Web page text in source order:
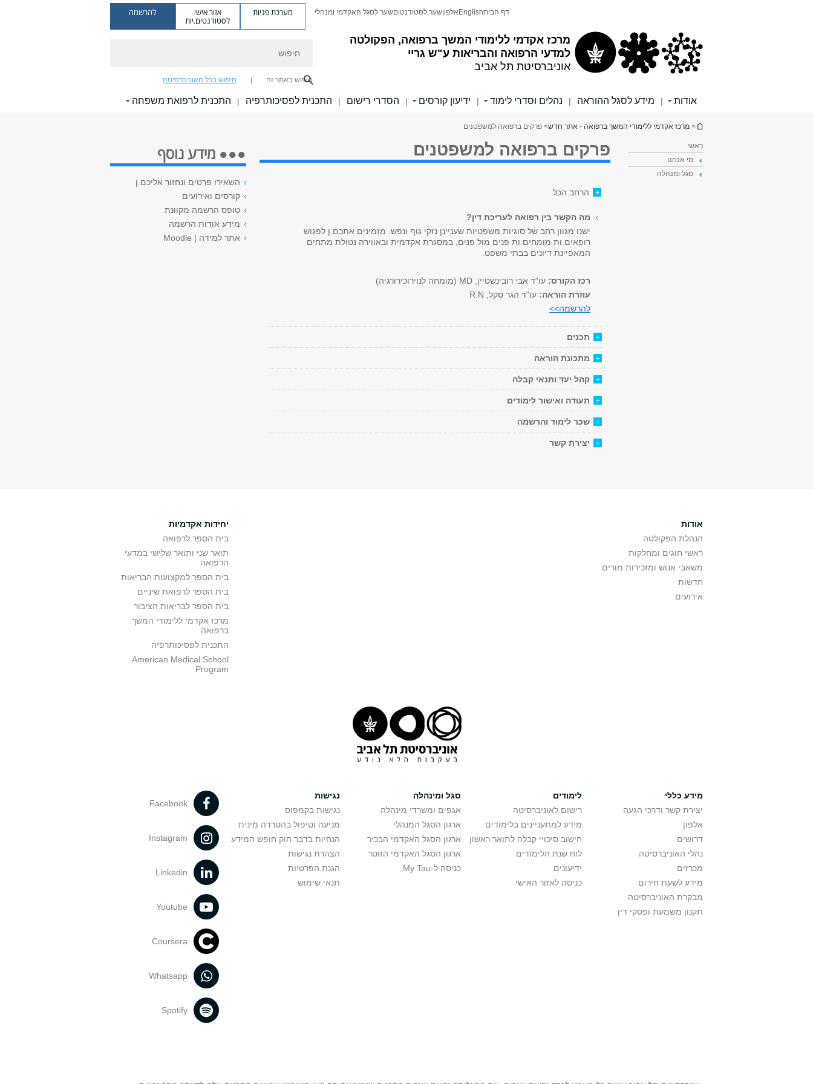
מרכז אקדמי ללימודי המשך ברפואה, הפקולטה
למדעי הרפואה והבריאות ע"ש גריי
אוניברסיטת תל אביב
דף הביתEnglish אלפוןשער לסטודנטיםשער לסגל האקדמי ומנהלי מערכת פניות אזור אישי
לסטודנטים.יות
להרשמה
חיפוש באתר זה חיפוש בכל האוניברסיטה
אודות | מידע לסגל ההוראה | נהלים וסדרי לימוד | ידיעון קורסים | הסדרי רישום | התכנית לפסיכותרפיה | התכנית לרפואת משפחה
הינך נמצא כאן
> מרכז אקדמי ללימודי המשך ברפואה - אתר חדש> פרקים ברפואה למשפטנים
ראשי
מי אנחנו
סגל ומנהלה
פרקים ברפואה למשפטנים
הרחב הכל
מה הקשר בין רפואה לעריכת דין?
ישנו מגוון רחב של סוגיות משפטיות שעניינן נזקי גוף ונפש. מזמינים אתכם.ן לפגוש
רופאים.ות מומחים.ות פנים מול פנים, במסגרת אקדמית ובאווירה נטולת מתחים
המאפיינת דיונים בבתי משפט.
רכז הקורס: עו"ד אבי רובינשטיין, MD (מומחה לנוירוכירורגיה)
עוזרת הוראה: עו"ד הגר סקל, R.N
להרשמה>>
תכנים
מתכונת הוראה
קהל יעד ותנאי קבלה
תעודה ואישור לימודים
שכר לימוד והרשמה
יצירת קשר
●●● מידע נוסף
השאירו פרטים ונחזור אליכם.ן
קורסים ואירועים
טופס הרשמה מקוונת
מידע אודות הרשמה
אתר למידה | Moodle
אודות
הנהלת הפקולטה
ראשי חוגים ומחלקות
משאבי אנוש ומזכירות מורים
חדשות
אירועים
יחידות אקדמיות
בית הספר לרפואה
תואר שני ותואר שלישי במדעי
הרפואה
בית הספר למקצועות הבריאות
בית הספר לרפואת שיניים
בית הספר לבריאות הציבור
מרכז אקדמי ללימודי המשך
ברפואה
התכנית לפסיכותרפיה
American Medical School
Program
מידע כללי
יצירת קשר ודרכי הגעה
אלפון
דרושים
נהלי האוניברסיטה
מכרזים
מידע לשעת חירום
מבקרת האוניברסיטה
תקנון משמעת ופסקי דין
לימודים
רישום לאוניברסיטה
מידע למתעניינים בלימודים
חישוב סיכויי קבלה לתואר ראשון
לוח שנת הלימודים
ידיעונים
כניסה לאזור האישי
סגל ומינהלה
אגפים ומשרדי מינהלה
ארגון הסגל המנהלי
ארגון הסגל האקדמי הבכיר
ארגון הסגל האקדמי הזוטר
כניסה ל-My Tau
נגישות
נגישות בקמפוס
מניעה וטיפול בהטרדה מינית
הנחיות בדבר חוק חופש המידע
הצהרת נגישות
הגנת הפרטיות
תנאי שימוש
Facebook
Instagram
Linkedin
Youtube
Coursera
Whatsapp
Spotify